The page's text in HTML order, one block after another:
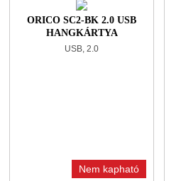
ORICO SC2-BK 2.0 USB
HANGKÁRTYA
USB, 2.0
Nem kapható